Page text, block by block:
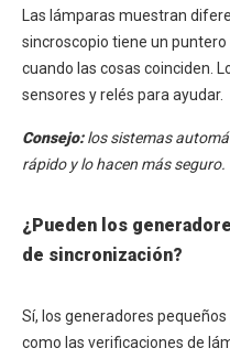
Las lámparas muestran
sincroscopio tiene un
cuando las cosas coinciden.
sensores y relés para ayudar.
Consejo:los sistemas
rápido y lo hacen más seguro.
¿Pueden los
de sincronización?
Sí, los generadores
como las verificaciones de